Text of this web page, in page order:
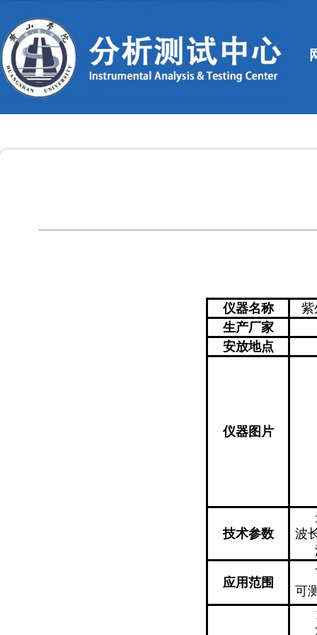
仪器名称
紫
生产厂家
安放地点
仪器图片
技术参数
波
应用范围
可